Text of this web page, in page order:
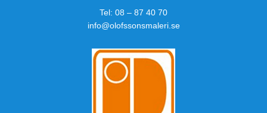
Tel: 08 – 87 40 70
info@olofssonsmaleri.se